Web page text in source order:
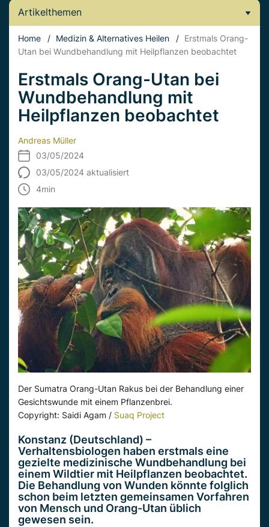
Artikelthemen
Home / Medizin & Alternatives Heilen / Erstmals Orang-
Utan bei Wundbehandlung mit Heilpflanzen beobachtet
Erstmals Orang-Utan bei
Wundbehandlung mit
Heilpflanzen beobachtet
Andreas Müller
03/05/2024
03/05/2024 aktualisiert
4min
Der Sumatra Orang-Utan Rakus bei der Behandlung einer
Gesichtswunde mit einem Pflanzenbrei.
Copyright: Saidi Agam / Suaq Project
Konstanz (Deutschland) –
Verhaltensbiologen haben erstmals eine
gezielte medizinische Wundbehandlung bei
einem Wildtier mit Heilpflanzen beobachtet.
Die Behandlung von Wunden könnte folglich
schon beim letzten gemeinsamen Vorfahren
von Mensch und Orang-Utan üblich
gewesen sein.